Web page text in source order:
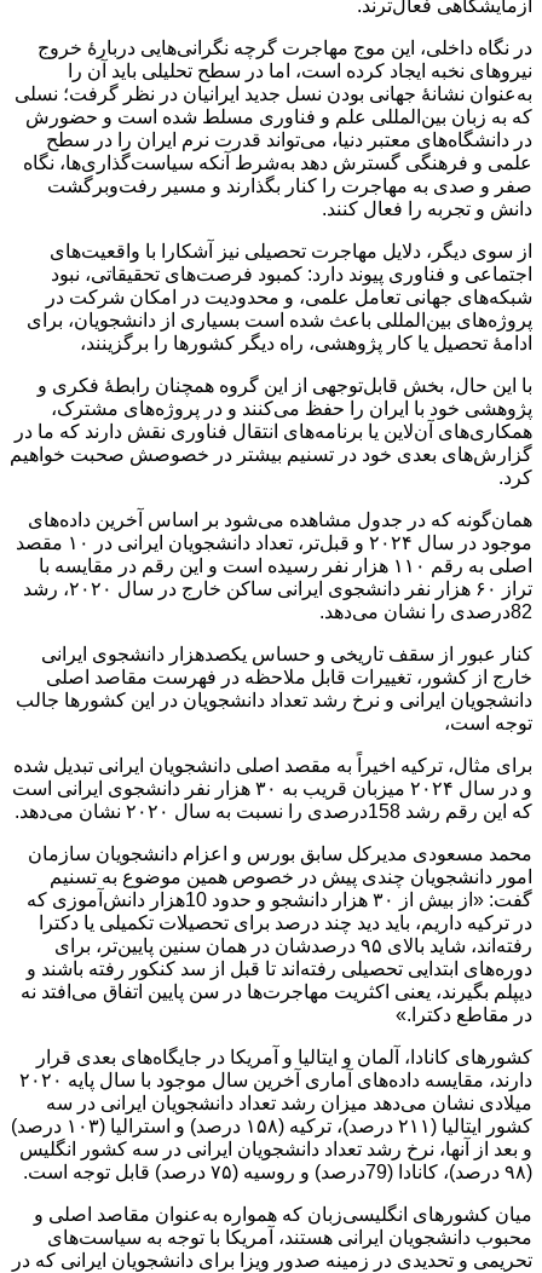
آزمایشگاهی فعال‌ترند.
در نگاه داخلی، این موج مهاجرت گرچه نگرانی‌هایی دربارهٔ خروج
نیروهای نخبه ایجاد کرده است، اما در سطح تحلیلی باید آن را
به‌عنوان نشانهٔ جهانی بودن نسل جدید ایرانیان در نظر گرفت؛ نسلی
که به زبان بین‌المللی علم و فناوری مسلط شده است و حضورش
در دانشگاه‌های معتبر دنیا، می‌تواند قدرت نرم ایران را در سطح
علمی و فرهنگی گسترش دهد به‌شرط آنکه سیاست‌گذاری‌ها، نگاه
صفر و صدی به مهاجرت را کنار بگذارند و مسیر رفت‌وبرگشت
دانش و تجربه را فعال کنند.
از سوی دیگر، دلایل مهاجرت تحصیلی نیز آشکارا با واقعیت‌های
اجتماعی و فناوری پیوند دارد: کمبود فرصت‌های تحقیقاتی، نبود
شبکه‌های جهانی تعامل علمی، و محدودیت در امکان شرکت در
پروژه‌های بین‌المللی باعث شده است بسیاری از دانشجویان، برای
ادامهٔ تحصیل یا کار پژوهشی، راه دیگر کشورها را برگزینند،
با این حال، بخش قابل‌توجهی از این گروه همچنان رابطهٔ فکری و
پژوهشی خود با ایران را حفظ می‌کنند و در پروژه‌های مشترک،
همکاری‌های آن‌لاین یا برنامه‌های انتقال فناوری نقش دارند که ما در
گزارش‌های بعدی خود در تسنیم بیشتر در خصوصش صحبت خواهیم
کرد.
همان‌گونه که در جدول مشاهده می‌شود بر اساس آخرین داده‌های
موجود در سال ۲۰۲۴ و قبل‌تر، تعداد دانشجویان ایرانی در ۱۰ مقصد
اصلی به رقم ۱۱۰ هزار نفر رسیده است و این رقم در مقایسه با
تراز ۶۰ هزار نفر دانشجوی ایرانی ساکن خارج در سال ۲۰۲۰، رشد
82درصدی را نشان می‌دهد.
کنار عبور از سقف تاریخی و حساس یکصدهزار دانشجوی ایرانی
خارج از کشور، تغییرات قابل ملاحظه در فهرست مقاصد اصلی
دانشجویان ایرانی و نرخ رشد تعداد دانشجویان در این کشورها جالب
توجه است،
برای مثال، ترکیه اخیراً به مقصد اصلی دانشجویان ایرانی تبدیل شده
و در سال ۲۰۲۴ میزبان قریب به ۳۰ هزار نفر دانشجوی ایرانی است
که این رقم رشد 158درصدی را نسبت به سال ۲۰۲۰ نشان می‌دهد.
محمد مسعودی مدیرکل سابق بورس و اعزام دانشجویان سازمان
امور دانشجویان چندی پیش در خصوص همین موضوع به تسنیم
گفت: «از بیش از ۳۰ هزار دانشجو و حدود 10هزار دانش‌آموزی که
در ترکیه داریم، باید دید چند درصد برای تحصیلات تکمیلی یا دکترا
رفته‌اند، شاید بالای ۹۵ درصدشان در همان سنین پایین‌تر، برای
دوره‌های ابتدایی تحصیلی رفته‌اند تا قبل از سد کنکور رفته باشند و
دیپلم بگیرند، یعنی اکثریت مهاجرت‌ها در سن پایین اتفاق می‌افتد نه
در مقاطع دکترا.»
کشورهای کانادا، آلمان و ایتالیا و آمریکا در جایگاه‌های بعدی قرار
دارند، مقایسه داده‌های آماری آخرین سال موجود با سال پایه ۲۰۲۰
میلادی نشان می‌دهد میزان رشد تعداد دانشجویان ایرانی در سه
کشور ایتالیا (۲۱۱ درصد)، ترکیه (۱۵۸ درصد) و استرالیا (۱۰۳ درصد)
و بعد از آنها، نرخ رشد تعداد دانشجویان ایرانی در سه کشور انگلیس
(۹۸ درصد)، کانادا (79درصد) و روسیه (۷۵ درصد) قابل توجه است.
میان کشورهای انگلیسی‌زبان که همواره به‌عنوان مقاصد اصلی و
محبوب دانشجویان ایرانی هستند، آمریکا با توجه به سیاست‌های
تحریمی و تحدیدی در زمینه صدور ویزا برای دانشجویان ایرانی که در